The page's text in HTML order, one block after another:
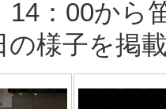
14：00から
の様子を掲